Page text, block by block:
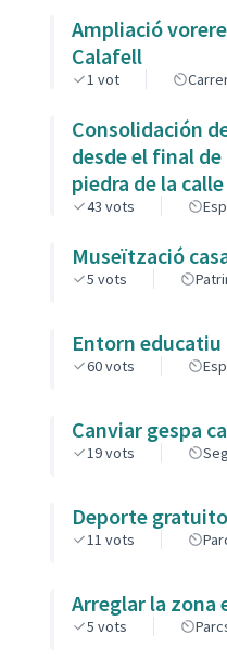
Ampliació
Calafell
1 vot
Consolidación
desde el final
piedra de la calle
43 vots
Museïtzació
5 vots
Entorn
60vots
Canviar gespa
19vots
Deporte
11 vots
Arreglar la zona
5 vots